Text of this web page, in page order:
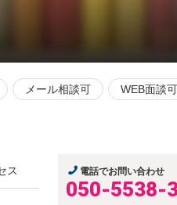
メール相談可 WEB面談可
ス 電話でお問い合わせ
050-5538-